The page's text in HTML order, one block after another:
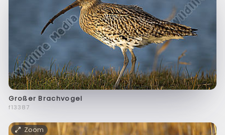
Großer Brachvogel
f13387
Zoom